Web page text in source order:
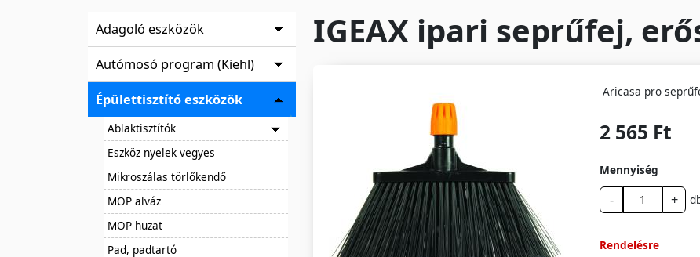
Adagoló eszközök
Autómosó program (Kiehl)
Épülettisztító eszközök
Ablaktisztítók
Eszköz nyelek vegyes
Mikroszálas törlőkendő
MOP alváz
MOP huzat
Pad, padtartó
IGEAX ipari seprűfej,
Aricasa pro
2 565 Ft
Mennyiség
- +
Rendelésre